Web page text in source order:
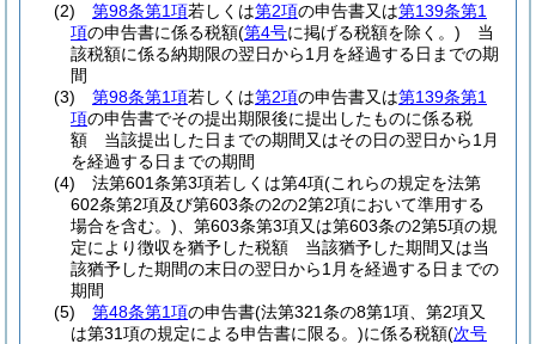
(2)
第98条第1項若しくは第2項の申告書又は第139条第1
項の申告書に係る税額(第4号に掲げる税額を除く。) 当
該税額に係る納期限の翌日から1月を経過する日までの期
間
(3)
第98条第1項若しくは第2項の申告書又は第139条第1
項の申告書でその提出期限後に提出したものに係る税
額 当該提出した日までの期間又はその日の翌日から1月
を経過する日までの期間
(4)
法第601条第3項若しくは第4項(これらの規定を法第
602条第2項及び第603条の2の2第2項において準用する
場合を含む。) 、第603条第3項又は第603条の2第5項の規
定により徴収を猶予した税額 当該猶予した期間又は当
該猶予した期間の末日の翌日から1月を経過する日までの
期間
(5)
第48条第1項の申告書(法第321条の8第1項、第2項又
は第31項の規定による申告書に限る。)に係る税額(次号